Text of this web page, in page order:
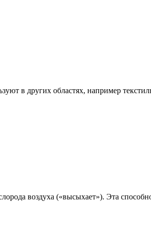
в других областях, например
воздуха («высыхает»). Эта